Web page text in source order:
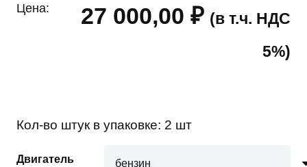
Цена: 27 000,00 ₽ (в т.ч. НДС
5%)
Кол-во штук в упаковке: 2 шт
Двигатель